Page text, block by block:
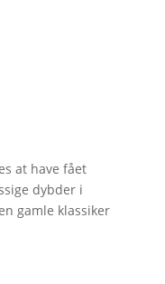
at have fået
dybder i
gamle klassiker